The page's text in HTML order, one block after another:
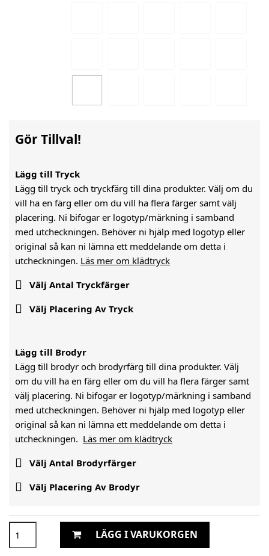
Gör Tillval!
Lägg till Tryck
Lägg till tryck och tryckfärg till dina produkter. Välj om du
vill ha en färg eller om du vill ha flera färger samt välj
placering. Ni bifogar er logotyp/märkning i samband
med utcheckningen. Behöver ni hjälp med logotyp eller
original så kan ni lämna ett meddelande om detta i
utcheckningen. Läs mer om klädtryck
 Välj Antal Tryckfärger
 Välj Placering Av Tryck
Lägg till Brodyr
Lägg till brodyr och brodyrfärg till dina produkter. Välj
om du vill ha en färg eller om du vill ha flera färger samt
välj placering. Ni bifogar er logotyp/märkning i samband
med utcheckningen. Behöver ni hjälp med logotyp eller
original så kan ni lämna ett meddelande om detta i
utcheckningen. Läs mer om klädtryck
 Välj Antal Brodyrfärger
 Välj Placering Av Brodyr
LÄGG I VARUKORGEN